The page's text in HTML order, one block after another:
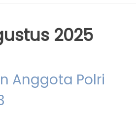
2025
Anggota Polri